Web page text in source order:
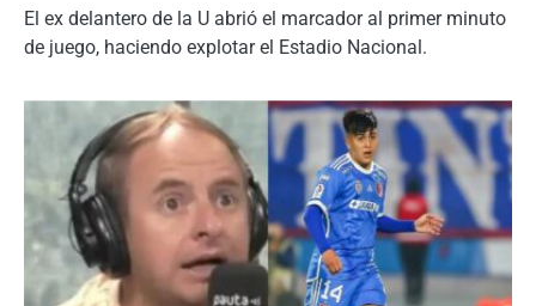
El ex delantero de la U abrió el marcador al primer minuto
de juego, haciendo explotar el Estadio Nacional.